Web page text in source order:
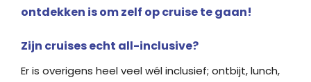
ontdekken is om zelf op cruise te gaan!
Zijn cruises echt all-inclusive?
Er is overigens heel veel wél inclusief; ontbijt, lunch,